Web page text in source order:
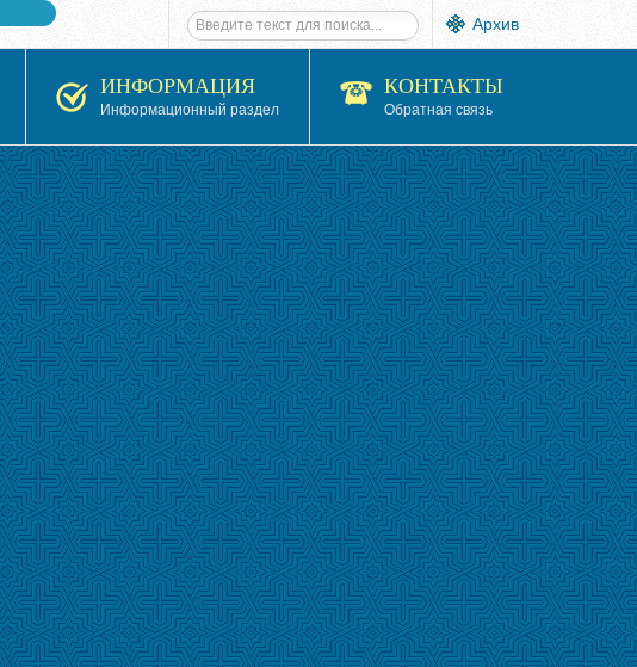
Архив
ИНФОРМАЦИЯ
Информационный раздел
КОНТАКТЫ
Обратная связь